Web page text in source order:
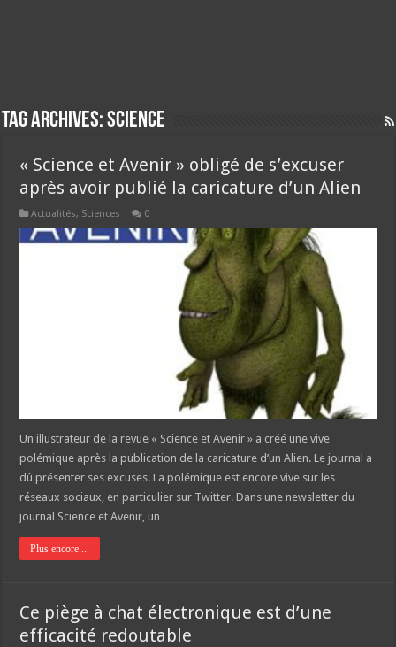
Tag Archives:science
« Science et Avenir » obligé de s’excuser
après avoir publié la caricature d’un Alien
Actualités, Sciences 0
Un illustrateur de la revue « Science et Avenir » a créé une vive
polémique après la publication de la caricature d’un Alien. Le journal a
dû présenter ses excuses. La polémique est encore vive sur les
réseaux sociaux, en particulier sur Twitter. Dans une newsletter du
journal Science et Avenir, un …
Plus encore ...
Ce piège à chat électronique est d’une
efficacité redoutable